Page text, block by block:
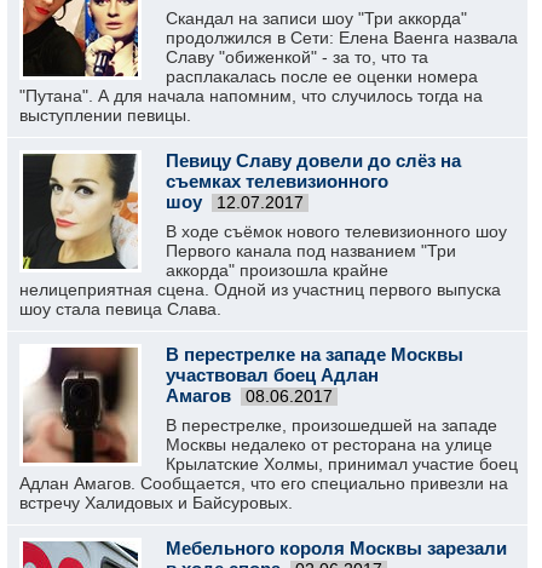
Скандал на записи шоу "Три аккорда"
продолжился в Сети: Елена Ваенга назвала
Славу "обиженкой" - за то, что та
расплакалась после ее оценки номера
"Путана". А для начала напомним, что случилось тогда на
выступлении певицы.
Певицу Славу довели до слёз на
съемках телевизионного
шоу
12.07.2017
В ходе съёмок нового телевизионного шоу
Первого канала под названием "Три
аккорда" произошла крайне
нелицеприятная сцена. Одной из участниц первого выпуска
шоу стала певица Слава.
В перестрелке на западе Москвы
участвовал боец Адлан
Амагов
08.06.2017
В перестрелке, произошедшей на западе
Москвы недалеко от ресторана на улице
Крылатские Холмы, принимал участие боец
Адлан Амагов. Сообщается, что его специально привезли на
встречу Халидовых и Байсуровых.
Мебельного короля Москвы зарезали